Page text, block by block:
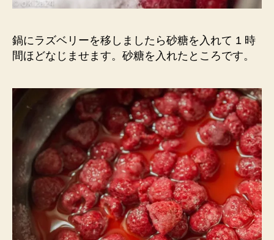
鍋にラズベリーを移しましたら砂糖を入れて 1 時
間ほどなじませます。砂糖を入れたところです。